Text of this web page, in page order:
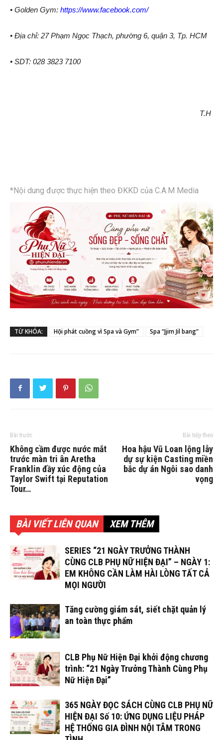
• Golden Gym: https://www.facebook.com/
• Địa chỉ: 27 Phạm Ngọc Thạch, phường 6, quận 3, Tp. HCM
• SDT: 028 3823 7100
T.H
*Nội dung được thực hiện theo ĐKKD của C.A.M Media
TỪ KHÓA: Hội phát cuồng vì Spa và Gym” Spa “Jjim Jil bang”
Bài trước
Không cầm được nước mắt
trước màn tri ân Aretha
Franklin đầy xúc động của
Taylor Swift tại Reputation
Tour…
Bài tiếp theo
Hoa hậu Vũ Loan lộng lẫy
dự sự kiện Casting miền
bắc dự án Ngôi sao danh
vọng
BÀI VIẾT LIÊN QUAN XEM THÊM
SERIES “21 NGÀY TRƯỞNG THÀNH
CÙNG CLB PHỤ NỮ HIỆN ĐẠI” – NGÀY 1:
EM KHÔNG CẦN LÀM HÀI LÒNG TẤT CẢ
MỌI NGƯỜI
Tăng cường giám sát, siết chặt quản lý
an toàn thực phẩm
CLB Phụ Nữ Hiện Đại khởi động chương
trình: “21 Ngày Trưởng Thành Cùng Phụ
Nữ Hiện Đại”
365 NGÀY ĐỌC SÁCH CÙNG CLB PHỤ NỮ
HIỆN ĐẠI Số 10: ỨNG DỤNG LIỆU PHÁP
HỆ THỐNG GIA ĐÌNH NỘI TÂM TRONG